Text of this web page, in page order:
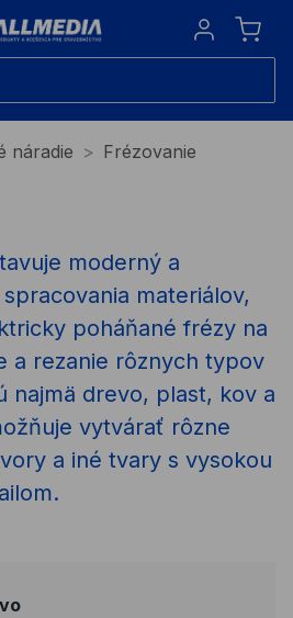
Sign in
náradie Frézovanie
moderný a
materiálov,
poháňané frézy na
a rezanie rôznych typov
najmä drevo, plast, kov a
vytvárať rôzne
a iné tvary s vysokou